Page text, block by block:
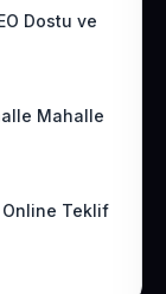
Dostu ve
Mahalle
Online Teklif